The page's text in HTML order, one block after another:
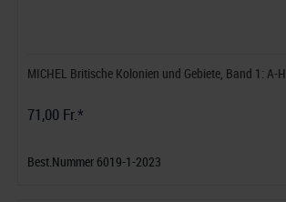
MICHEL Britische Kolonien und Gebiete, Band 1: A-H
71,00 Fr.*
Best.Nummer 6019-1-2023